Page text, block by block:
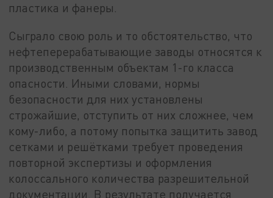
пластика и фанеры.
Сыграло свою роль и то обстоятельство, что
нефтеперерабатывающие заводы относятся к
производственным объектам 1-го класса
опасности. Иными словами, нормы
безопасности для них установлены
строжайшие, отступить от них сложнее, чем
кому-либо, а потому попытка защитить завод
сетками и решётками требует проведения
повторной экспертизы и оформления
колоссального количества разрешительной
документации. В результате получается